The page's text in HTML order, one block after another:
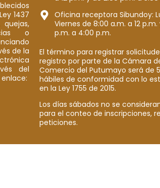
1437
quejas,
o
de la
del
Oficina receptora Sibundoy:
Viernes de 8:00 a.m. a 12
p.m. a 4:00 p.m.
El término para registrar
registro por parte de la Cámara
Comercio del Putumayo será de
hábiles de conformidad con lo
en la Ley 1755 de 2015.
Los días sábados no se
para el conteo de inscripciones,
peticiones.